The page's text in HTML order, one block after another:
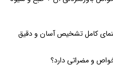
کامل تشخیص آسان و دقیق
و مضراتی دارد؟